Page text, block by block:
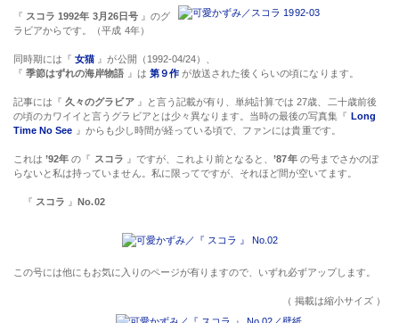
『 スコラ 1992年 3月26日号』のグ
ラビアからです。（平成 4年）
同時期には『女猫 』が公開（ 1992-04/24）、
『季節はずれの海岸物語 』は 第９作が放送された後くらいの頃になります。
記事には『久々のグラビア』と言う記載が有り、単純計算では 27歳、二十歳前後
の頃のカワイイと言うグラビアとは少々異なります。当時の最後の写真集『 Long
Time No See 』からも少し時間が経っている頃で、ファンには貴重です。
これは’92年 の『 スコラ 』ですが、これより前となると、’87年の号までさかのぼ
らないと私は持っていません。私に限ってですが、それほど間が空いてます。
『 スコラ 』No.02
この号には他にもお気に入りのページが有りますので、いずれ必ずアップします。
（ 掲載は縮小サイズ ）